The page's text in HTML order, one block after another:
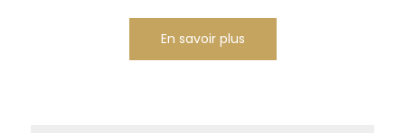
En savoir plus